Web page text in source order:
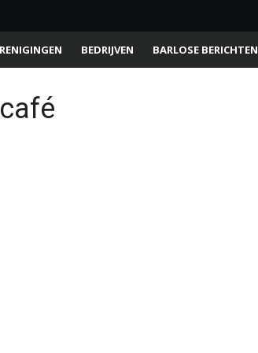
BEDRIJVEN BARLOSE BERICHTEN